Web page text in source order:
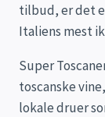
tilbud, er det
Italiens mest
Super
toscanske
lokale druer